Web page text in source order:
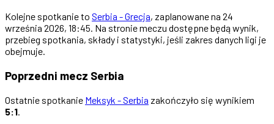
Kolejne spotkanie to Serbia - Grecja, zaplanowane na 24
września 2026, 18:45. Na stronie meczu dostępne będą wynik,
przebieg spotkania, składy i statystyki, jeśli zakres danych ligi je
obejmuje.
Poprzedni mecz Serbia
Ostatnie spotkanie Meksyk - Serbia zakończyło się wynikiem
5:1.